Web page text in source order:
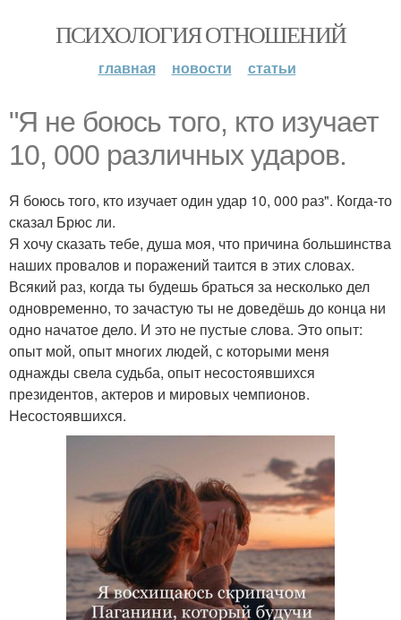
ПСИХОЛОГИЯ ОТНОШЕНИЙ
главная новости статьи
"Я не боюсь того, кто изучает
10, 000 различных ударов.
Я боюсь того, кто изучает один удар 10, 000 раз". Когда-то
сказал Брюс ли.
Я хочу сказать тебе, душа моя, что причина большинства
наших провалов и поражений таится в этих словах.
Всякий раз, когда ты будешь браться за несколько дел
одновременно, то зачастую ты не доведёшь до конца ни
одно начатое дело. И это не пустые слова. Это опыт:
опыт мой, опыт многих людей, с которыми меня
однажды свела судьба, опыт несостоявшихся
президентов, актеров и мировых чемпионов.
Несостоявшихся.